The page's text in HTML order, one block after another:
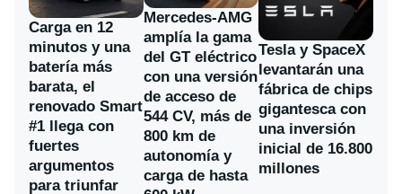
Carga en 12
minutos y una
batería más
barata, el
renovado Smart
#1 llega con
fuertes
argumentos
para triunfar
Mercedes-AMG
amplía la gama
del GT eléctrico
con una versión
de acceso de
544 CV, más de
800 km de
autonomía y
carga de hasta
Tesla y SpaceX
levantarán una
fábrica de chips
gigantesca con
una inversión
inicial de 16.800
millones